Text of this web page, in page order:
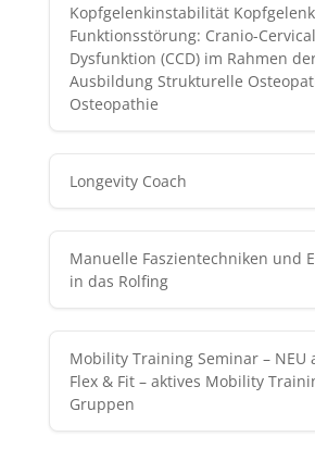
Kopfgelenkinstabilität
Funktionsstörung: Cranio-
Dysfunktion (CCD) im Rahmen
Ausbildung Strukturelle
Osteopathie
Longevity Coach
Manuelle Faszientechniken und
in das Rolfing
Mobility Training Seminar – NEU
Flex & Fit – aktives Mobility
Gruppen